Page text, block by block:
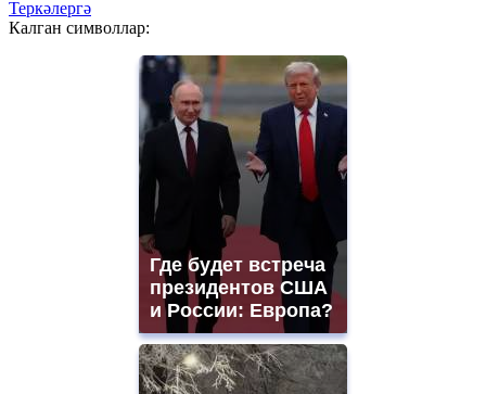
Теркәлергә
Калган символлар:
Где будет встреча
президентов США
и России: Европа?